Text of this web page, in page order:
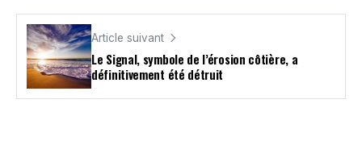
Article suivant
Le Signal, symbole de l’érosion côtière, a
définitivement été détruit